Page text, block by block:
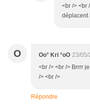
<br /> <br
déplacent
O Oo° Kri °oO 23/05/
<br /> <br /> Brrrr
/> <br />
Répondre